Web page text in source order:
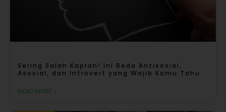
Sering Salah Kaprah! Ini Beda Antisosial,
Asosial, dan Introvert yang Wajib Kamu Tahu
READ MORE »